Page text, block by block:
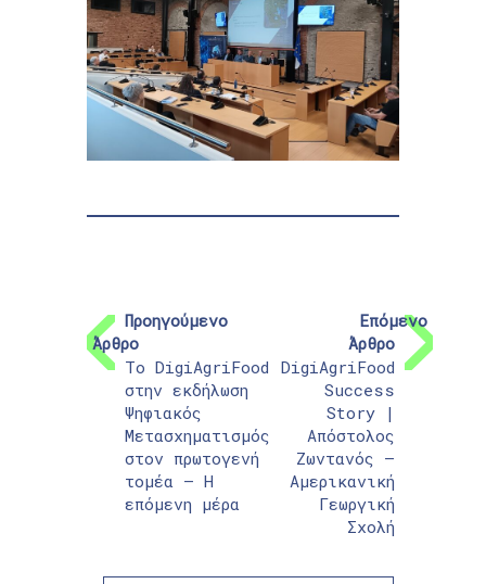
Προηγούμενο
Άρθρο
Το DigiAgriFood
στην εκδήλωση
Ψηφιακός
Μετασχηματισμός
στον πρωτογενή
τομέα – Η
επόμενη μέρα
Επόμενο
Άρθρο
DigiAgriFood
Success
Story |
Απόστολος
Ζωντανός –
Αμερικανική
Γεωργική
Σχολή